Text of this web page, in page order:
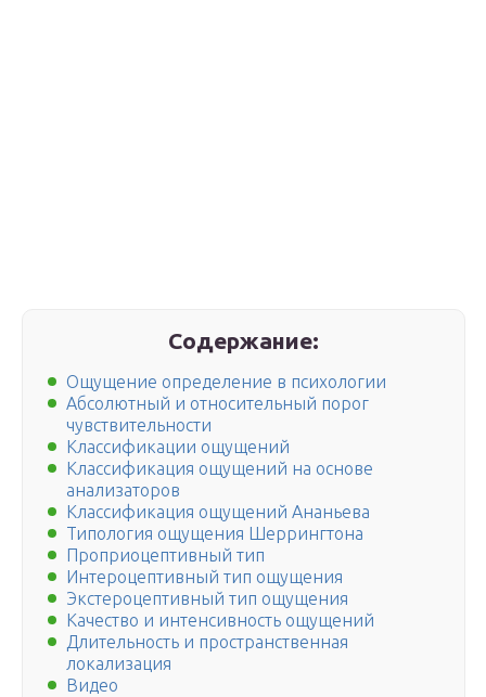
Содержание:
Ощущение определение в психологии
Абсолютный и относительный порог
чувствительности
Классификации ощущений
Классификация ощущений на основе
анализаторов
Классификация ощущений Ананьева
Типология ощущения Шеррингтона
Проприоцептивный тип
Интероцептивный тип ощущения
Экстероцептивный тип ощущения
Качество и интенсивность ощущений
Длительность и пространственная
локализация
Видео